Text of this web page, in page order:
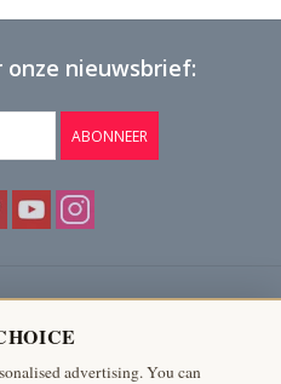
nieuwsbrief:
ABONNEER
advertising. You can